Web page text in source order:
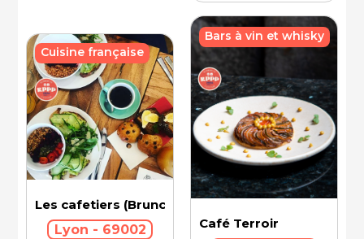
Les cafetiers (Brunch)
Lyon - 69002
Cuisine française
Café Terroir
Bars à vin et whisky